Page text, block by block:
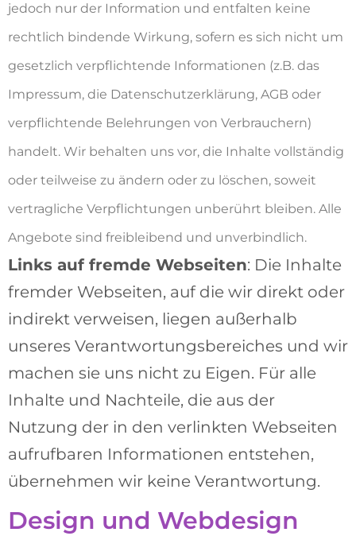
jedoch nur der Information und entfalten keine
rechtlich bindende Wirkung, sofern es sich nicht um
gesetzlich verpflichtende Informationen (z.B. das
Impressum, die Datenschutzerklärung, AGB oder
verpflichtende Belehrungen von Verbrauchern)
handelt. Wir behalten uns vor, die Inhalte vollständig
oder teilweise zu ändern oder zu löschen, soweit
vertragliche Verpflichtungen unberührt bleiben. Alle
Angebote sind freibleibend und unverbindlich.
Links auf fremde Webseiten: Die Inhalte
fremder Webseiten, auf die wir direkt oder
indirekt verweisen, liegen außerhalb
unseres Verantwortungsbereiches und wir
machen sie uns nicht zu Eigen. Für alle
Inhalte und Nachteile, die aus der
Nutzung der in den verlinkten Webseiten
aufrufbaren Informationen entstehen,
übernehmen wir keine Verantwortung.
Design und Webdesign